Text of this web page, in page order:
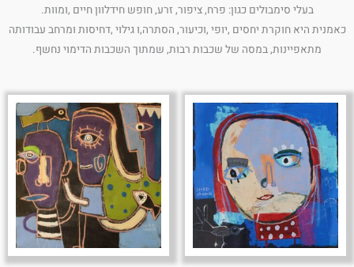
בעלי סימבולים כגון: פרח, ציפור, זרע, חופש חידלוון חיים ,ומוות.
כאמנית היא חוקרת יחסים ,יופי ,וכיעור, הסתרה,ו גילוי ,דחיסות ומרחב עבודותה
מתאפיינות, במסה של שכבות רבות, שמתוך השכבות הדימוי נחשף.